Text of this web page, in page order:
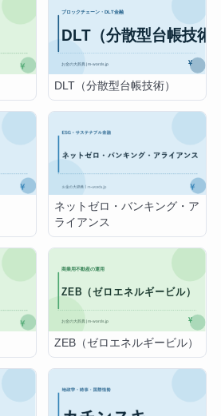
DLT（分散型台帳技術）
ネットゼロ・バンキング・ア
ライアンス
ZEB（ゼロエネルギービル）